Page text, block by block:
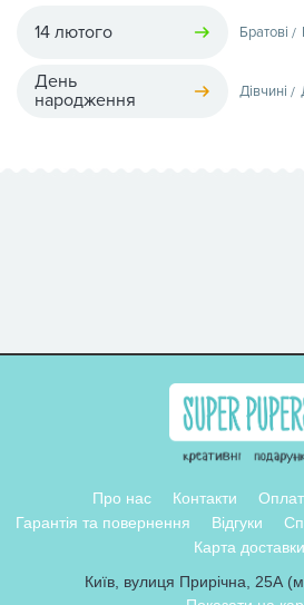
14 лютого Братові
День
народження
Дівчині
Про нас Контакти
Гарантія та повернення
Відгуки
Карта доставки
Київ, вулиця Прирічна, 25А